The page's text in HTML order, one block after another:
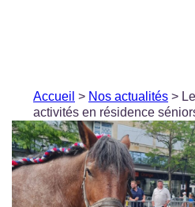
Accueil > Nos actualités >
activités en résidence